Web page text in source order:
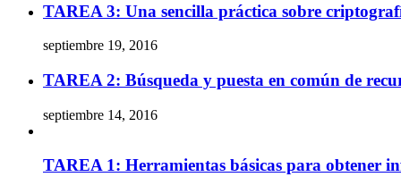
TAREA 3: Una sencilla práctica sobre
septiembre 19, 2016
TAREA 2: Búsqueda y puesta en común de
septiembre 14, 2016
TAREA 1: Herramientas básicas para obtener